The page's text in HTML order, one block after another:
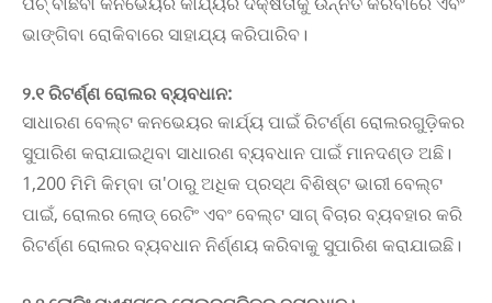
ଭାଙ୍ଗିବା ରୋକିବାରେ ସାହାଯ୍ୟ କରିପାରିବ।
୨.୧ ରିଟର୍ଣ୍ଣ ରୋଲର ବ୍ୟବଧାନ:
ସାଧାରଣ ବେଲ୍ଟ କନଭେୟର କାର୍ଯ୍ୟ ପାଇଁ ରିଟର୍ଣ୍ଣ ରୋଲରଗୁଡ଼ିକର
ସୁପାରିଶ କରାଯାଇଥିବା ସାଧାରଣ ବ୍ୟବଧାନ ପାଇଁ ମାନଦଣ୍ଡ ଅଛି।
1,200 ମିମି କିମ୍ବା ତା'ଠାରୁ ଅଧିକ ପ୍ରସ୍ଥ ବିଶିଷ୍ଟ ଭାରୀ ବେଲ୍ଟ
ପାଇଁ, ରୋଲର ଲୋଡ୍ ରେଟିଂ ଏବଂ ବେଲ୍ଟ ସାଗ୍ ବିଚାର ବ୍ୟବହାର କରି
ରିଟର୍ଣ୍ଣ ରୋଲର ବ୍ୟବଧାନ ନିର୍ଣ୍ଣୟ କରିବାକୁ ସୁପାରିଶ କରାଯାଇଛି।